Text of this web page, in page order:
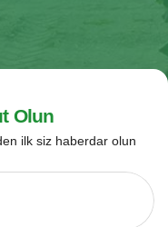
Olun
ilk siz haberdar olun